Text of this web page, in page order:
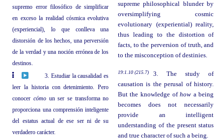
supremo error filosófico de simplificar
en exceso la realidad cósmica evolutiva
(experiencial), lo que conlleva una
distorsión de los hechos, una perversión
de la verdad y una noción errónea de los
destinos.
supreme philosophical blunder by
oversimplifying cosmic
evolutionary (experiential) reality,
thus leading to the distortion of
facts, to the perversion of truth, and
to the misconception of destinies.
3. Estudiar la causalidad es
leer la historia con detenimiento. Pero
conocercómo un ser se transforma no
proporciona una comprensión inteligente
del estatus actual de ese ser ni de su
verdadero carácter.
19:1.10 (215.7)
3. The study of
causation is the perusal of history.
But the knowledge ofhow a being
becomes does not necessarily
provide an intelligent
understanding of the present status
and true character of such a being.